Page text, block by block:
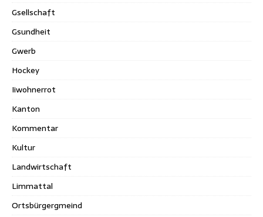
Gsellschaft
Gsundheit
Gwerb
Hockey
Iiwohnerrot
Kanton
Kommentar
Kultur
Landwirtschaft
Limmattal
Ortsbürgergmeind